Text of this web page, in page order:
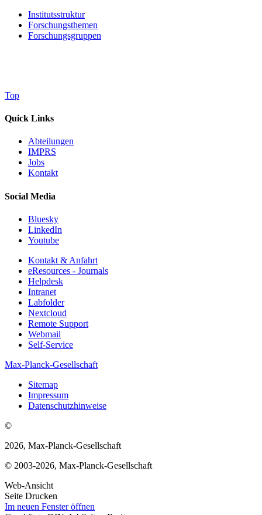
Institutsstruktur
Forschungsthemen
Forschungsgruppen
Top
Quick Links
Abteilungen
IMPRS
Jobs
Kontakt
Social Media
Bluesky
LinkedIn
Youtube
Kontakt & Anfahrt
eResources - Journals
Helpdesk
Intranet
Labfolder
Nextcloud
Remote Support
Webmail
Self-Service
Max-Planck-Gesellschaft
Sitemap
Impressum
Datenschutzhinweise
©
2026, Max-Planck-Gesellschaft
© 2003-2026, Max-Planck-Gesellschaft
Web-Ansicht
Seite Drucken
Im neuen Fenster öffnen